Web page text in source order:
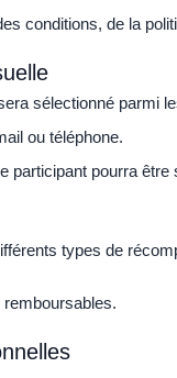
conditions, de la
sélectionné parmi
ou téléphone.
participant pourra être
types de